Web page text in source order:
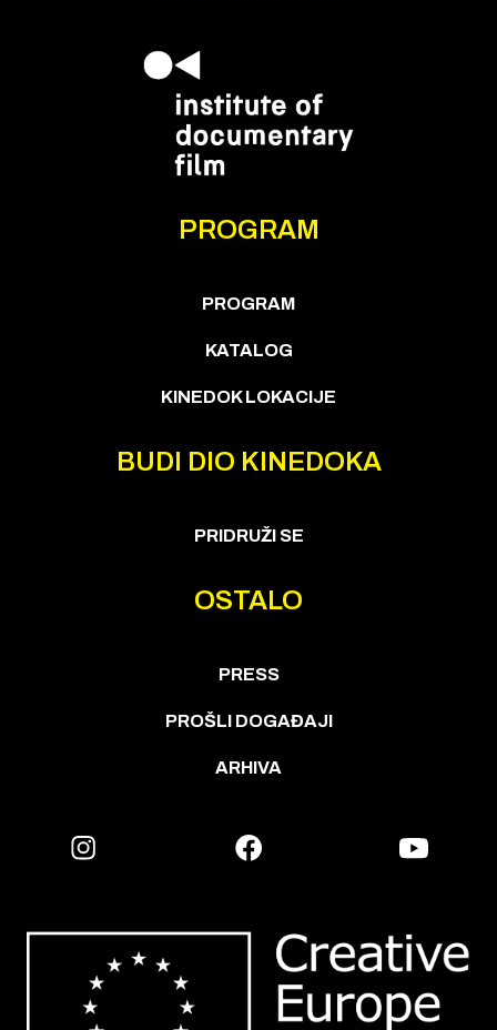
PROGRAM
PROGRAM
KATALOG
KINEDOK LOKACIJE
BUDI DIO KINEDOKA
PRIDRUŽI SE
OSTALO
PRESS
PROŠLI DOGAĐAJI
ARHIVA